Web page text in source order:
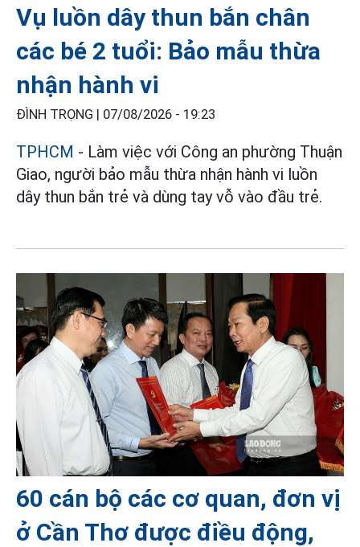
Vụ luồn dây thun bắn chân
các bé 2 tuổi: Bảo mẫu thừa
nhận hành vi
ĐÌNH TRỌNG | 07/08/2026 - 19:23
TPHCM - Làm việc với Công an phường Thuận
Giao, người bảo mẫu thừa nhận hành vi luồn
dây thun bắn trẻ và dùng tay vỗ vào đầu trẻ.
60 cán bộ các cơ quan, đơn vị
ở Cần Thơ được điều động,